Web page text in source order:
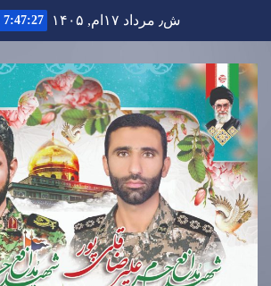
to
content
ش٫ مرداد ۱۷ام, ۱۴۰۵ 7:47:28 AM